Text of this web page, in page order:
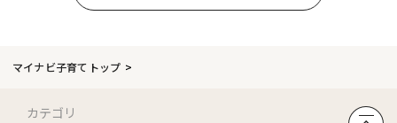
マイナビ子育てトップ
カテゴリ